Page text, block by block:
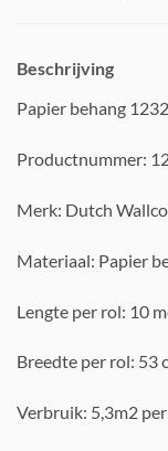
Beschrijving
Papier behang
Productnummer:
Merk: Dutch
Materiaal: Papier
Lengte per rol: 10
Breedte per rol: 53
Verbruik: 5,3m2